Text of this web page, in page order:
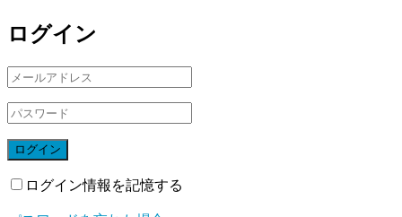
ログイン
ログイン
ログイン情報を記憶する